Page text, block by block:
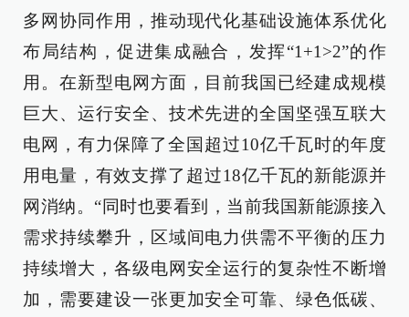
多网协同作用，推动现代化基础设施体系优化
布局结构，促进集成融合，发挥“1+1>2”的作
用。在新型电网方面，目前我国已经建成规模
巨大、运行安全、技术先进的全国坚强互联大
电网，有力保障了全国超过10亿千瓦时的年度
用电量，有效支撑了超过18亿千瓦的新能源并
网消纳。“同时也要看到，当前我国新能源接入
需求持续攀升，区域间电力供需不平衡的压力
持续增大，各级电网安全运行的复杂性不断增
加，需要建设一张更加安全可靠、绿色低碳、